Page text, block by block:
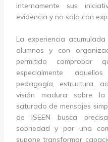
internamente sus
evidencia y no solo con
La experiencia
alumnos y con
permitido comprobar
especialmente
pedagogía, estructura,
visión madura sobre
saturado de mensajes
de ISEEN busca
sobriedad y por una
supone transformar